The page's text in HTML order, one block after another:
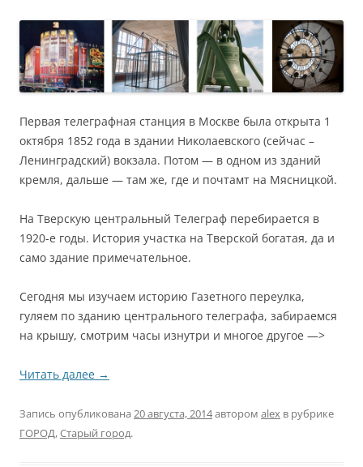
Первая телеграфная станция в Москве была открыта 1
октября 1852 года в здании Николаевского (сейчас –
Ленинградский) вокзала. Потом — в одном из зданий
кремля, дальше — там же, где и почтамт на Мясницкой.
На Тверскую центральный Телеграф перебирается в
1920-е годы. История участка на Тверской богатая, да и
само здание примечательное.
Сегодня мы изучаем историю Газетного переулка,
гуляем по зданию центрального телеграфа, забираемся
на крышу, смотрим часы изнутри и многое другое —>
Читать далее →
Запись опубликована 20 августа, 2014автором alex в рубрике
ГОРОД,Старый город.